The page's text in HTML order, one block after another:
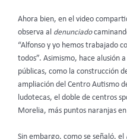
Ahora bien, en el video
observa al denunciado
“Alfonso y yo hemos trabajado
todos”. Asimismo, hace alusión
públicas, como la construcción
ampliación del Centro Autismo
ludotecas, el doble de centros
Morelia, más puntos naranjas
Sin embargo, como se señaló, el